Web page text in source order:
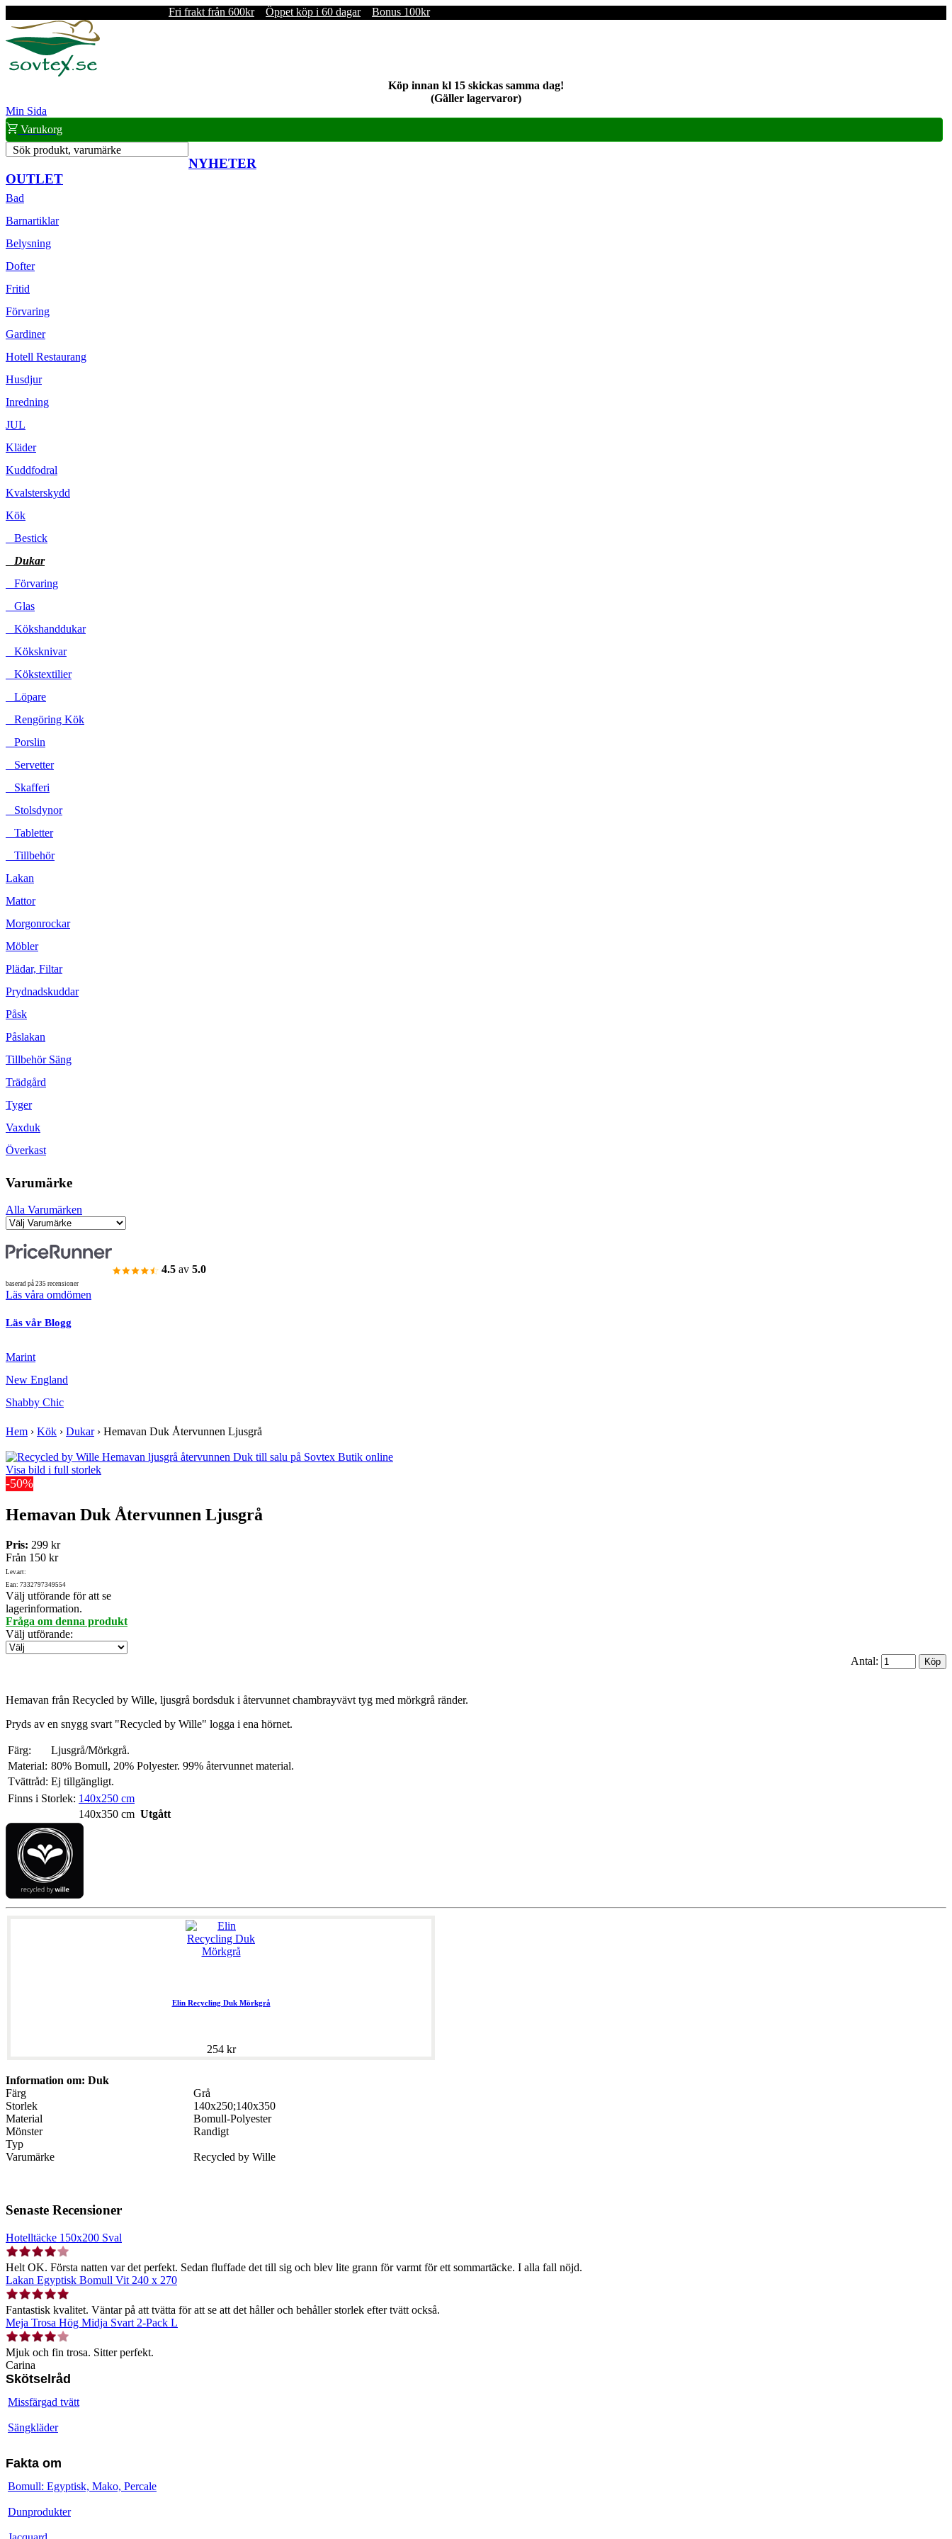
Fri frakt från 600kr Öppet köp i 60 dagar Bonus 100kr
Köp innan kl 15 skickas samma dag!
(Gäller lagervaror)
Min Sida
Varukorg
Sök produkt, varumärke
NYHETER
OUTLET
Bad
Barnartiklar
Belysning
Dofter
Fritid
Förvaring
Gardiner
Hotell Restaurang
Husdjur
Inredning
JUL
Kläder
Kuddfodral
Kvalsterskydd
Kök
Bestick
Dukar
Förvaring
Glas
Kökshanddukar
Köksknivar
Kökstextilier
Löpare
Rengöring Kök
Porslin
Servetter
Skafferi
Stolsdynor
Tabletter
Tillbehör
Lakan
Mattor
Morgonrockar
Möbler
Plädar, Filtar
Prydnadskuddar
Påsk
Påslakan
Tillbehör Säng
Trädgård
Tyger
Vaxduk
Överkast
Varumärke
Alla Varumärken
4.5 av 5.0
baserad på 235 recensioner
Läs våra omdömen
Läs vår Blogg
Marint
New England
Shabby Chic
Hem › Kök › Dukar› Hemavan Duk Återvunnen Ljusgrå
Visa bild i full storlek
-50%
Hemavan Duk Återvunnen Ljusgrå
Pris: 299 kr
Från 150 kr
Lev.art:
Ean: 7332797349554
Välj utförande för att se
lagerinformation.
Fråga om denna produkt
Välj utförande:
Antal:
Hemavan från Recycled by Wille, ljusgrå bordsduk i återvunnet chambrayvävt tyg med mörkgrå ränder.
Pryds av en snygg svart "Recycled by Wille" logga i ena hörnet.
Färg:
Ljusgrå/Mörkgrå.
Material: 80% Bomull, 20% Polyester. 99% återvunnet material.
Tvättråd: Ej tillgängligt.
Finns i Storlek: 140x250 cm
140x350 cm Utgått
Elin Recycling Duk Mörkgrå
254 kr
Information om: Duk
Färg
Grå
Storlek
140x250;140x350
Material
Bomull-Polyester
Mönster
Randigt
Typ
Varumärke
Recycled by Wille
Senaste Recensioner
Hotelltäcke 150x200 Sval
Helt OK. Första natten var det perfekt. Sedan fluffade det till sig och blev lite grann för varmt för ett sommartäcke. I alla fall nöjd.
Lakan Egyptisk Bomull Vit 240 x 270
Fantastisk kvalitet. Väntar på att tvätta för att se att det håller och behåller storlek efter tvätt också.
Meja Trosa Hög Midja Svart 2-Pack L
Mjuk och fin trosa. Sitter perfekt.
Carina
Skötselråd
Missfärgad tvätt
Sängkläder
Fakta om
Bomull: Egyptisk, Mako, Percale
Dunprodukter